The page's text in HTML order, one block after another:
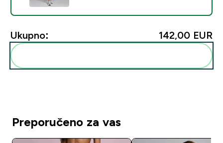
Ukupno: 142,00 EUR‎
Preporučeno za vas